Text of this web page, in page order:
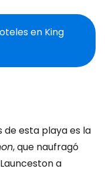
en King
de esta playa es la
, que naufragó
a